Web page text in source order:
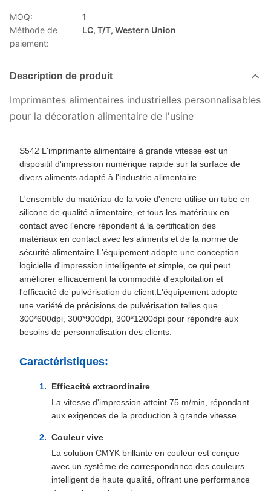
MOQ:
1
Méthode de
paiement:
LC, T/T, Western Union
Description de produit
Imprimantes alimentaires industrielles personnalisables
pour la décoration alimentaire de l'usine
S542 L'imprimante alimentaire à grande vitesse est un
dispositif d'impression numérique rapide sur la surface de
divers aliments.adapté à l'industrie alimentaire.
L'ensemble du matériau de la voie d'encre utilise un tube en
silicone de qualité alimentaire, et tous les matériaux en
contact avec l'encre répondent à la certification des
matériaux en contact avec les aliments et de la norme de
sécurité alimentaire.L'équipement adopte une conception
logicielle d'impression intelligente et simple, ce qui peut
améliorer efficacement la commodité d'exploitation et
l'efficacité de pulvérisation du client.L'équipement adopte
une variété de précisions de pulvérisation telles que
300*600dpi, 300*900dpi, 300*1200dpi pour répondre aux
besoins de personnalisation des clients.
Caractéristiques:
Efficacité extraordinaire
La vitesse d'impression atteint 75 m/min, répondant
aux exigences de la production à grande vitesse.
Couleur vive
La solution CMYK brillante en couleur est conçue
avec un système de correspondance des couleurs
intelligent de haute qualité, offrant une performance